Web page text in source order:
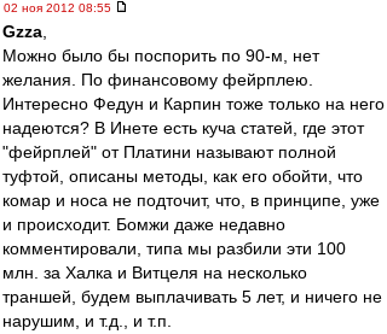
02 ноя 2012 08:55
Gzza
Можно было бы поспорить по 90-м, нет
желания. По финансовому фейрплею.
Интересно Федун и Карпин тоже только на него
надеются? В Инете есть куча статей, где этот
"фейрплей" от Платини называют полной
туфтой, описаны методы, как его обойти, что
комар и носа не подточит, что, в принципе, уже
и происходит. Бомжи даже недавно
комментировали, типа мы разбили эти 100
млн. за Халка и Витцеля на несколько
траншей, будем выплачивать 5 лет, и ничего не
нарушим, и т.д., и т.п.